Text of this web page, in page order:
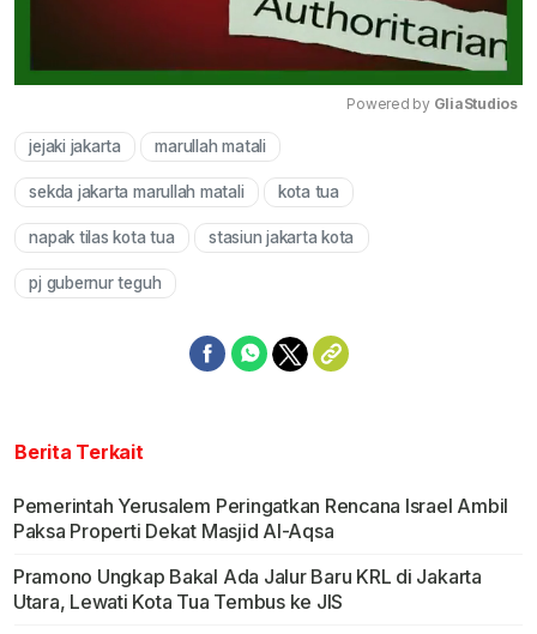
Powered by GliaStudios
jejaki jakarta marullah matali
sekda jakarta marullah matali kota tua
napak tilas kota tua stasiun jakarta kota
pj gubernur teguh
Berita Terkait
Pemerintah Yerusalem Peringatkan Rencana Israel Ambil
Paksa Properti Dekat Masjid Al-Aqsa
Pramono Ungkap Bakal Ada Jalur Baru KRL di Jakarta
Utara, Lewati Kota Tua Tembus ke JIS